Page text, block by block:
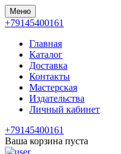
Меню
+79145400161
Главная
Каталог
Доставка
Контакты
Мастерская
Издательства
Личный кабинет
+79145400161
Ваша корзина пуста